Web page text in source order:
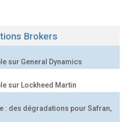
Brokers
sur General Dynamics
sur Lockheed Martin
: des dégradations pour Safran,